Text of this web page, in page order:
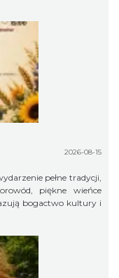
2026-08-15
pełne tradycji,
piękne wieńce
bogactwo kultury i